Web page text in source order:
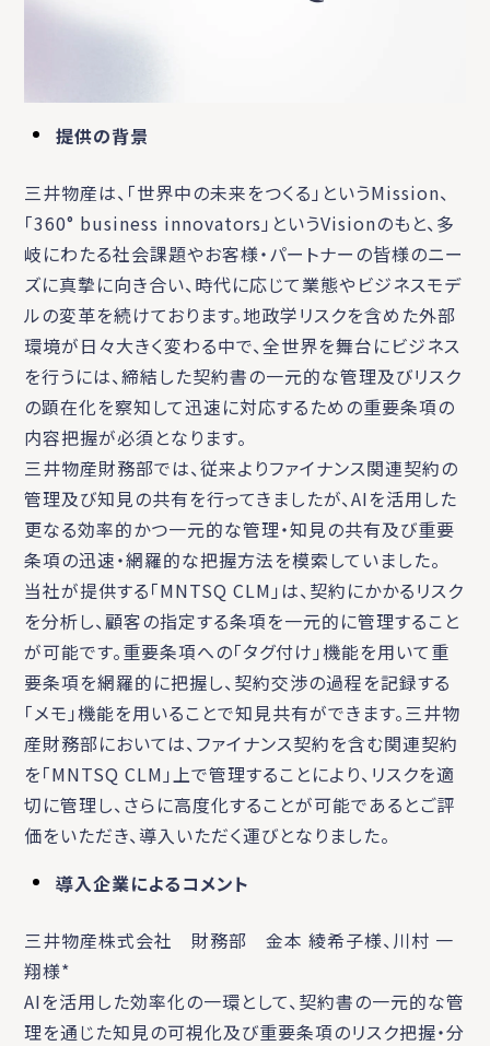
提供の背景
三井物産は、「世界中の未来をつくる」というMission、
「360° business innovators」というVisionのもと、多
岐にわたる社会課題やお客様・パートナーの皆様のニー
ズに真摯に向き合い、時代に応じて業態やビジネスモデ
ルの変革を続けております。地政学リスクを含めた外部
環境が日々大きく変わる中で、全世界を舞台にビジネス
を行うには、締結した契約書の一元的な管理及びリスク
の顕在化を察知して迅速に対応するための重要条項の
内容把握が必須となります。
三井物産財務部では、従来よりファイナンス関連契約の
管理及び知見の共有を行ってきましたが、AIを活用した
更なる効率的かつ一元的な管理・知見の共有及び重要
条項の迅速・網羅的な把握方法を模索していました。
当社が提供する「MNTSQ CLM」は、契約にかかるリスク
を分析し、顧客の指定する条項を一元的に管理すること
が可能です。重要条項への「タグ付け」機能を用いて重
要条項を網羅的に把握し、契約交渉の過程を記録する
「メモ」機能を用いることで知見共有ができます。三井物
産財務部においては、ファイナンス契約を含む関連契約
を「MNTSQ CLM」上で管理することにより、リスクを適
切に管理し、さらに高度化することが可能であるとご評
価をいただき、導入いただく運びとなりました。
導入企業によるコメント
三井物産株式会社 財務部 金本 綾希子様、川村 一
翔様*
AIを活用した効率化の一環として、契約書の一元的な管
理を通じた知見の可視化及び重要条項のリスク把握・分